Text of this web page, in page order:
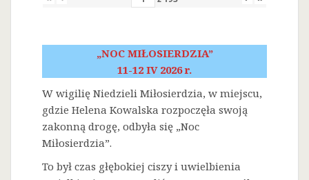
„NOC MIŁOSIERDZIA”
11-12 IV 2026 r.
W wigilię Niedzieli Miłosierdzia, w miejscu,
gdzie Helena Kowalska rozpoczęła swoją
zakonną drogę, odbyła się „Noc
Miłosierdzia”.
To był czas głębokiej ciszy i uwielbienia